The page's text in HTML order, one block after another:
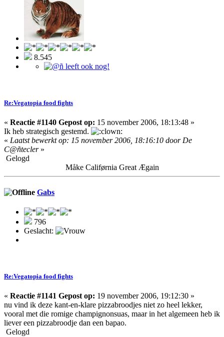
8.545
Re:Vegatopia food fights
« Reactie #1140 Gepost op: 15 november 2006, 18:13:48 »
Ik heb strategisch gestemd.
« Laatst bewerkt op: 15 november 2006, 18:16:10 door De
C@ñtecler»
Gelogd
Måke Califørnia Great Ægain
Gabs
796
Geslacht:
Re:Vegatopia food fights
« Reactie #1141 Gepost op: 19 november 2006, 19:12:30 »
nu vind ik deze kant-en-klare pizzabroodjes niet zo heel lekker,
vooral met die romige champignonsuas, maar in het algemeen heb ik
liever een pizzabroodje dan een bapao.
Gelogd